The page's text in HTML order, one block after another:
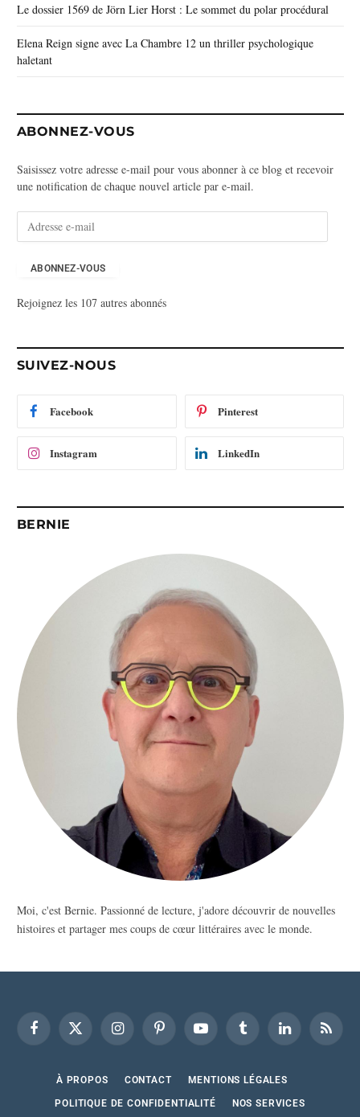
Le dossier 1569 de Jörn Lier Horst : Le sommet du polar procédural
Elena Reign signe avec La Chambre 12 un thriller psychologique
haletant
ABONNEZ-VOUS
Saisissez votre adresse e-mail pour vous abonner à ce blog et recevoir
une notification de chaque nouvel article par e-mail.
s
-
m
ABONNEZ-VOUS
Rejoignez les 107 autres abonnés
SUIVEZ-NOUS
Facebook Pinterest
Instagram LinkedIn
BERNIE
Moi, c'est Bernie. Passionné de lecture, j'adore découvrir de nouvelles
histoires et partager mes coups de cœur littéraires avec le monde.
FacebookX
InstagramPinterest YouTube Tumblr LinkedInRSS
À PROPOS CONTACT MENTIONS LÉGALES
POLITIQUE DE CONFIDENTIALITÉ NOS SERVICES